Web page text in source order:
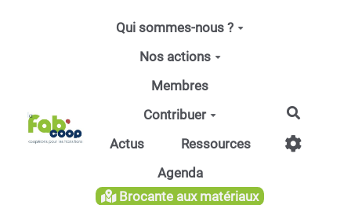
Aller au contenu principal
Qui sommes-nous ?
Nos actions
Membres
Contribuer
Actus
Ressources
Agenda
Brocante aux matériaux